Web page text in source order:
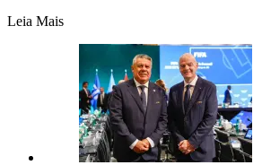
Leia Mais